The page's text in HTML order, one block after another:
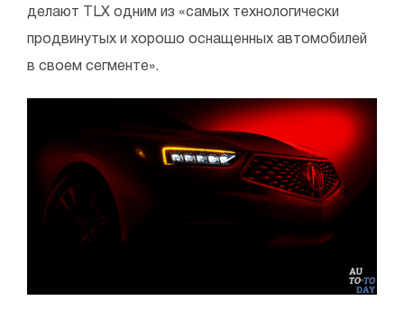
делают TLX одним из «самых технологически
продвинутых и хорошо оснащенных автомобилей
в своем сегменте».